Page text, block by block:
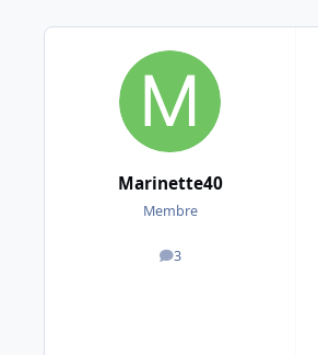
Marinette40
Membre
3
messages